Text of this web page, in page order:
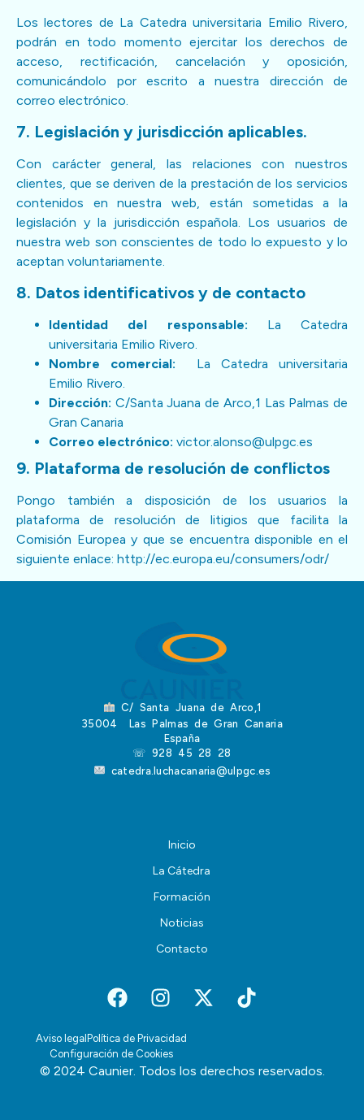
Los lectores de La Catedra universitaria Emilio Rivero,
podrán en todo momento ejercitar los derechos de
acceso, rectificación, cancelación y oposición,
comunicándolo por escrito a nuestra dirección de
correo electrónico.
7. Legislación y jurisdicción aplicables.
Con carácter general, las relaciones con nuestros
clientes, que se deriven de la prestación de los servicios
contenidos en nuestra web, están sometidas a la
legislación y la jurisdicción española. Los usuarios de
nuestra web son conscientes de todo lo expuesto y lo
aceptan voluntariamente.
8. Datos identificativos y de contacto
Identidad del responsable: La Catedra
universitaria Emilio Rivero.
Nombre comercial: La Catedra universitaria
Emilio Rivero.
Dirección: C/Santa Juana de Arco,1 Las Palmas de
Gran Canaria
Correo electrónico: victor.alonso@ulpgc.es
9. Plataforma de resolución de conflictos
Pongo también a disposición de los usuarios la
plataforma de resolución de litigios que facilita la
Comisión Europea y que se encuentra disponible en el
siguiente enlace: http://ec.europa.eu/consumers/odr/
C/ Santa Juana de Arco,1
35004 Las Palmas de Gran Canaria
España
☏ 928 45 28 28
catedra.luchacanaria@ulpgc.es
Inicio
La Cátedra
Formación
Noticias
Contacto
Aviso legal Política de Privacidad
Configuración de Cookies
© 2024 Caunier. Todos los derechos reservados.